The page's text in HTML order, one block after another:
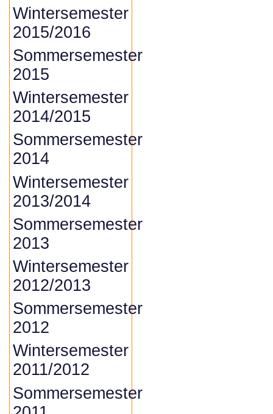
Wintersemester
2015/2016
Sommersemester
2015
Wintersemester
2014/2015
Sommersemester
2014
Wintersemester
2013/2014
Sommersemester
2013
Wintersemester
2012/2013
Sommersemester
2012
Wintersemester
2011/2012
Sommersemester